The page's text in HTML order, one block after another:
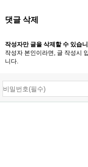
댓글 삭제
작성자만 글을 삭제할 수 있습
작성자 본인이라면, 글 작성시
니다.